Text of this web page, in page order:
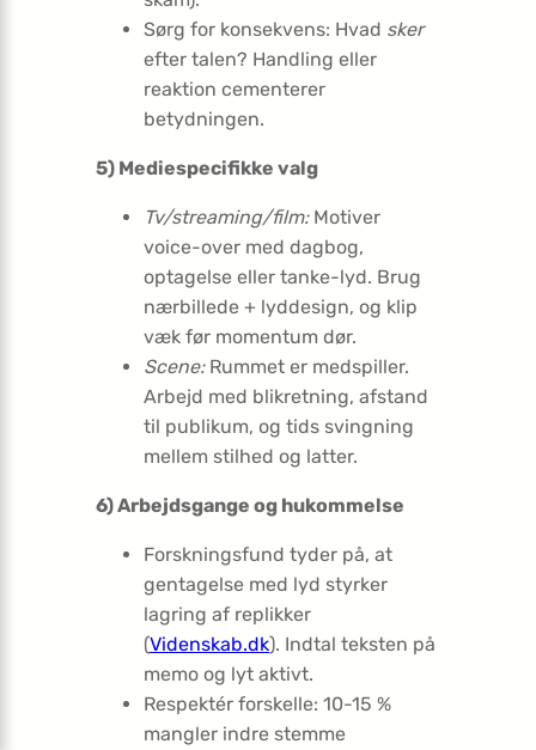
Sørg for konsekvens: Hvad sker
efter talen? Handling eller
reaktion cementerer
betydningen.
5) Mediespecifikke valg
Tv/streaming/film:Motiver
voice-over med dagbog,
optagelse eller tanke-lyd. Brug
nærbillede + lyd­design, og klip
væk før momentum dør.
Scene:Rummet er medspiller.
Arbejd med blikretning, afstand
til publikum, og tids svingning
mellem stilhed og latter.
6) Arbejdsgange og hukommelse
Forskningsfund tyder på, at
gentagelse med lyd styrker
lagring af replikker
(Videnskab.dk). Indtal teksten på
memo og lyt aktivt.
Respek­tér forskelle: 10-15 %
mangler indre stemme